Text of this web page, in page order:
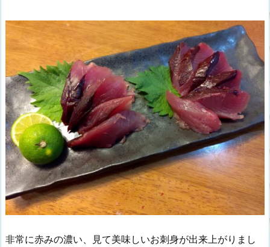
非常に赤みの濃い、見て美味しいお刺身が出来上がりまし